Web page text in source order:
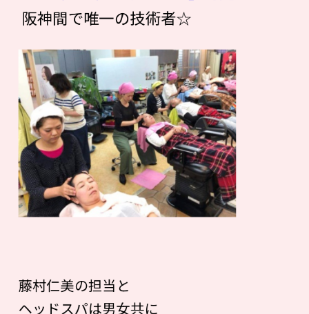
阪神間で唯一の技術者☆
藤村仁美の担当と
ヘッドスパは男女共に